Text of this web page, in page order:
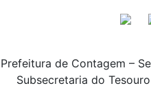
Prefeitura de Contagem –
Subsecretaria do